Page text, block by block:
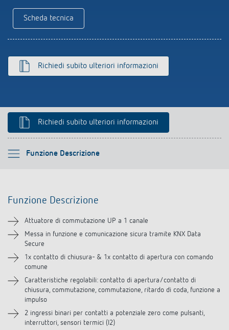
Rilevatore di presenza e rilevatore di
Scheda tecnica
Richiedi subito ulteriori informazioni
Richiedi subito ulteriori informazioni
Funzione Descrizione
Si prega di selezionare
Downloads
Accessori
Funzione Descrizione
Attuatore di commutazione UP a 1 canale
Messa in funzione e comunicazione sicura tramite KNX Data
Secure
1x contatto di chiusura- & 1x contatto di apertura con comando
comune
Caratteristiche regolabili: contatto di apertura/contatto di
chiusura, commutazione, commutazione, ritardo di coda, funzione a
impulso
2 ingressi binari per contatti a potenziale zero come pulsanti,
interruttori, sensori termici (I2)